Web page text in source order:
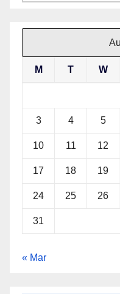
M T W
3 4 5
10 11 12
17 18 19
24 25 26
31
« Mar